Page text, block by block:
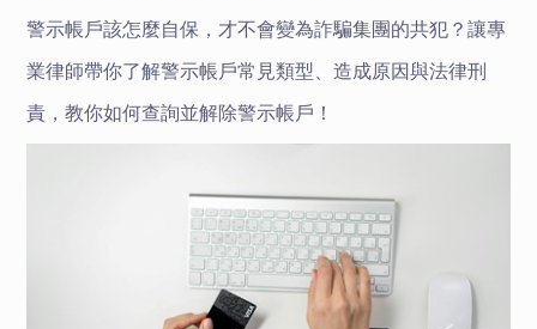
警示帳戶該怎麼自保，才不會變為詐騙集團的共犯？讓專
業律師帶你了解警示帳戶常見類型、造成原因與法律刑
責，教你如何查詢並解除警示帳戶！